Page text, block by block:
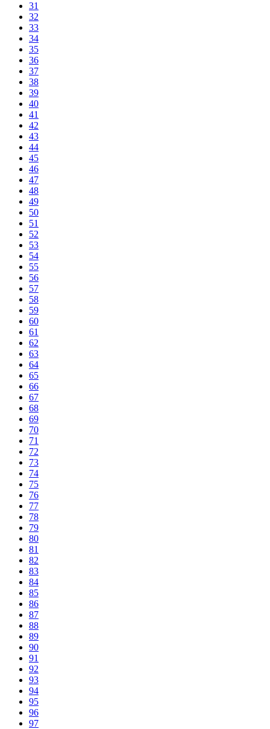
31
32
33
34
35
36
37
38
39
40
41
42
43
44
45
46
47
48
49
50
51
52
53
54
55
56
57
58
59
60
61
62
63
64
65
66
67
68
69
70
71
72
73
74
75
76
77
78
79
80
81
82
83
84
85
86
87
88
89
90
91
92
93
94
95
96
97